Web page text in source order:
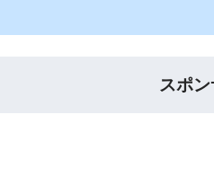
スポ